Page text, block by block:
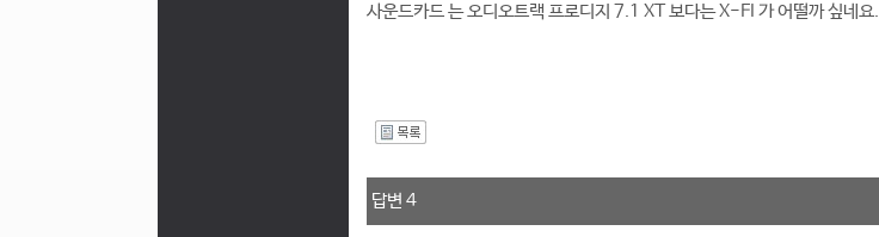
사운드카드 는 오디오트랙 프로디지 7.1 XT 보다는 X-FI 가 어떨까 싶네요.
답변 4